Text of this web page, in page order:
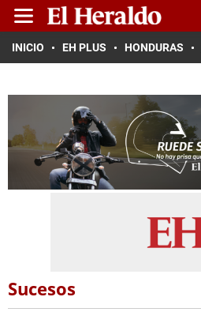
INICIO EH PLUS HONDURAS
Sucesos